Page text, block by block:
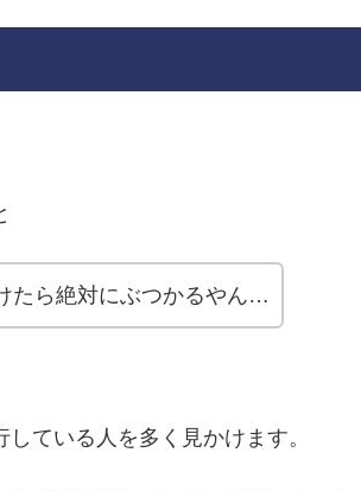
たら絶対にぶつかるやん…
ている人を多く見かけます。